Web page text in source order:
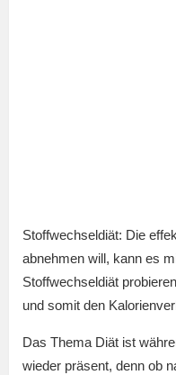
Stoffwechseldiät: Die
abnehmen will, kann es
Stoffwechseldiät
und somit den
Das Thema Diät ist
wieder präsent, denn ob